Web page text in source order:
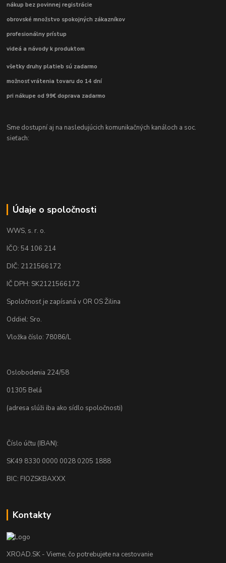
nákup bez povinnej registrácie
obrovské množstvo spokojných zákazníkov
profesionálny prístup
videá a návody k produktom
všetky druhy platieb sú zadarmo
možnosť vrátenia tovaru do 14 dní
pri nákupe od 99€ doprava zadarmo
Sme dostupní aj na nasledujúcich komunikačných kanáloch a soc.
sieťach:
Údaje o spoločnosti
WWS, s. r. o.
IČO: 54 106 214
DIČ: 2121566172
IČ DPH: SK2121566172
Spoločnosť je zapísaná v OR OS Žilina
Oddiel: Sro.
Vložka číslo: 78086/L
Oslobodenia 224/58
01305 Belá
(adresa slúži iba ako sídlo spoločnosti)
Číslo účtu (IBAN):
SK49 8330 0000 0028 0205 1888
BIC: FIOZSKBAXXX
Kontakty
XROAD.SK - Vieme, čo potrebujete na cestovanie